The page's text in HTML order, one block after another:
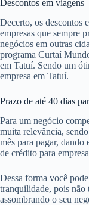
Descontos em viagens
Decerto, os descontos
empresas que sempre
negócios em outras
programa Curtaí
em Tatuí. Sendo um
empresa em Tatuí.
Prazo de até 40 dias
Para um negócio
muita relevância,
mês para pagar, dando
de crédito para
Dessa forma você
tranquilidade, pois não
assombrando o seu